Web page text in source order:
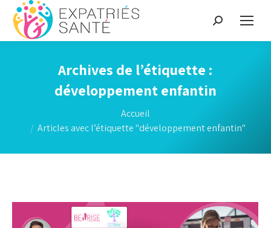
Recherche
:
Archives de l’étiquette :
développement enfantin
Accueil
Articles avec l’étiquette "développement enfantin"